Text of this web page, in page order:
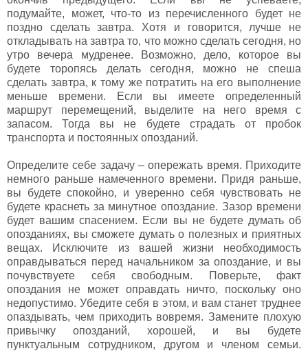
подумайте, может, что-то из перечисленного будет не
поздно сделать завтра. Хотя и говорится, лучше не
откладывать на завтра то, что можно сделать сегодня, но
утро вечера мудренее. Возможно, дело, которое вы
будете торопясь делать сегодня, можно не спеша
сделать завтра, к тому же потратить на его выполнение
меньше времени. Если вы имеете определенный
маршрут перемещений, выделите на него время с
запасом. Тогда вы не будете страдать от пробок
транспорта и постоянных опозданий.
Определите себе задачу – опережать время. Приходите
немного раньше намеченного времени. Придя раньше,
вы будете спокойно, и уверенно себя чувствовать не
будете краснеть за минутное опоздание. Зазор времени
будет вашим спасением. Если вы не будете думать об
опозданиях, вы сможете думать о полезных и приятных
вещах. Исключите из вашей жизни необходимость
оправдываться перед начальником за опоздание, и вы
почувствуете себя свободным. Поверьте, факт
опоздания не может оправдать ничто, поскольку оно
недопустимо. Убедите себя в этом, и вам станет труднее
опаздывать, чем приходить вовремя. Замените плохую
привычку опозданий, хорошей, и вы будете
пунктуальным сотрудником, другом и членом семьи.